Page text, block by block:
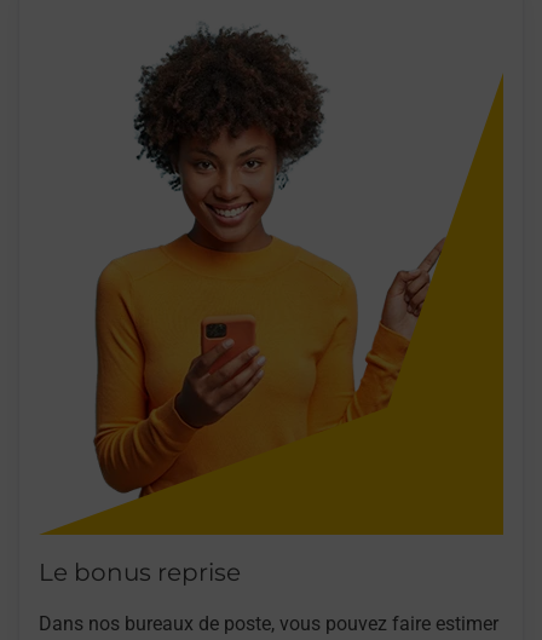
Le bonus reprise
Dans nos bureaux de poste, vous pouvez faire estimer